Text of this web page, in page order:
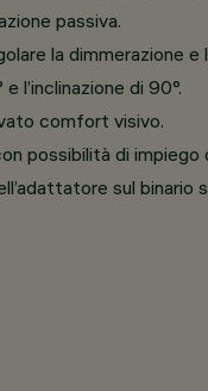
passiva.
la dimmerazione
l’inclinazione di 90°.
comfort visivo.
possibilità di
sul binario